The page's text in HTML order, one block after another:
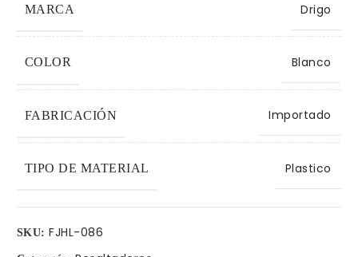
MARCA Drigo
COLOR Blanco
FABRICACIÓN Importado
TIPO DE MATERIAL Plastico
SKU: FJHL-086